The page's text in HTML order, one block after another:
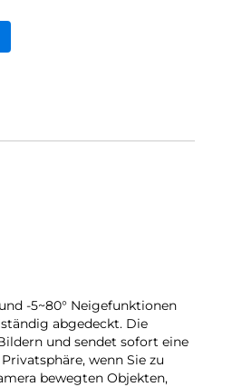
-5~80° Neigefunktionen
abgedeckt. Die
und sendet sofort eine
wenn Sie zu
bewegten Objekten,